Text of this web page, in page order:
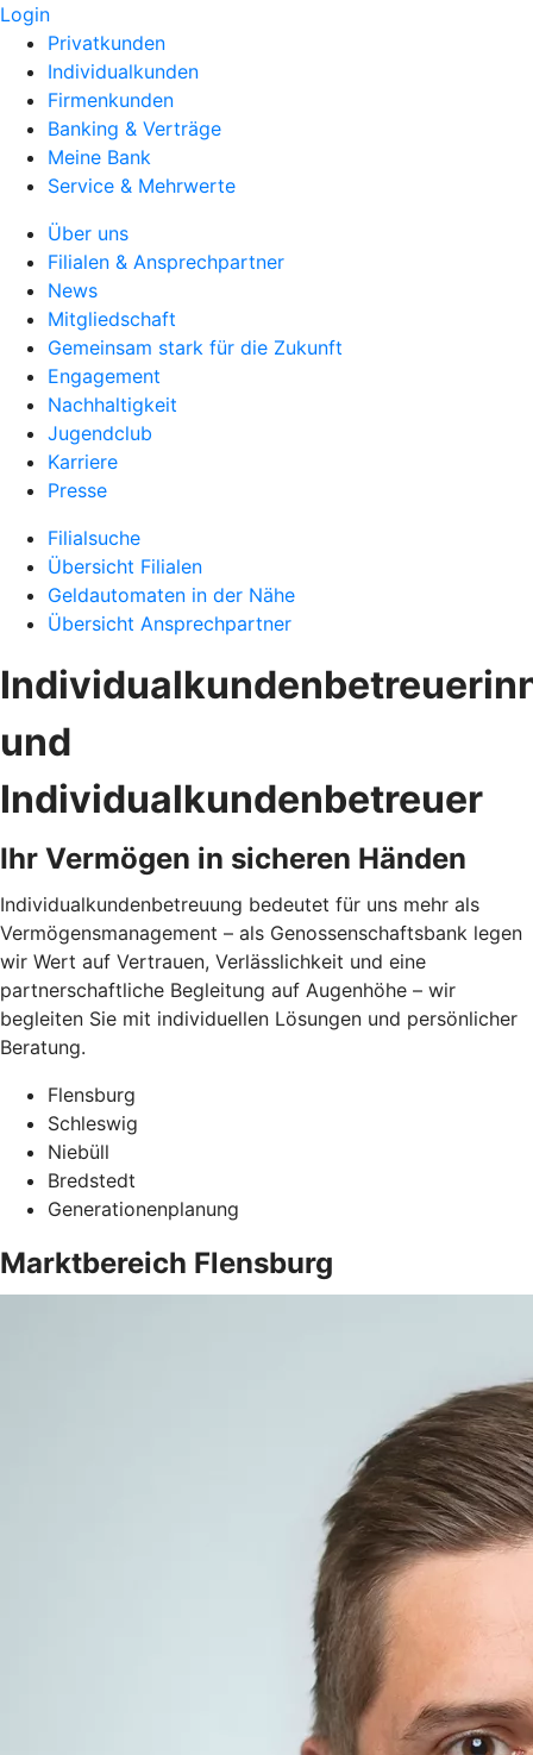
Login
Privatkunden
Individualkunden
Firmenkunden
Banking & Verträge
Meine Bank
Service & Mehrwerte
Über uns
Filialen & Ansprechpartner
News
Mitgliedschaft
Gemeinsam stark für die Zukunft
Engagement
Nachhaltigkeit
Jugendclub
Karriere
Presse
Filialsuche
Übersicht Filialen
Geldautomaten in der Nähe
Übersicht Ansprechpartner
und
Individualkundenbetreuer
Ihr Vermögen in sicheren Händen
Individualkundenbetreuung bedeutet für uns mehr als
Vermögensmanagement – als Genossenschaftsbank legen
wir Wert auf Vertrauen, Verlässlichkeit und eine
partnerschaftliche Begleitung auf Augenhöhe – wir
begleiten Sie mit individuellen Lösungen und persönlicher
Beratung.
Flensburg
Schleswig
Niebüll
Bredstedt
Generationenplanung
Marktbereich Flensburg